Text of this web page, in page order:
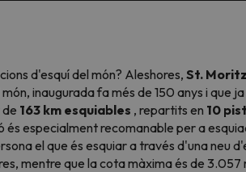
d'esquí del món? Aleshores, St.
inaugurada fa més de 150 anys i que
163 km esquiables , repartits en 10
especialment recomanable per a
el que és esquiar a través d'una neu
mentre que la cota màxima és de 3.057